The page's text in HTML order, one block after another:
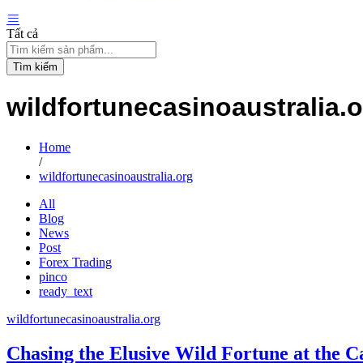
Tất cả
Tìm kiếm
Home
/
wildfortunecasinoaustralia.org
All
Blog
News
Post
Forex Trading
pinco
ready_text
wildfortunecasinoaustralia.org
Chasing the Elusive Wild Fortune at the